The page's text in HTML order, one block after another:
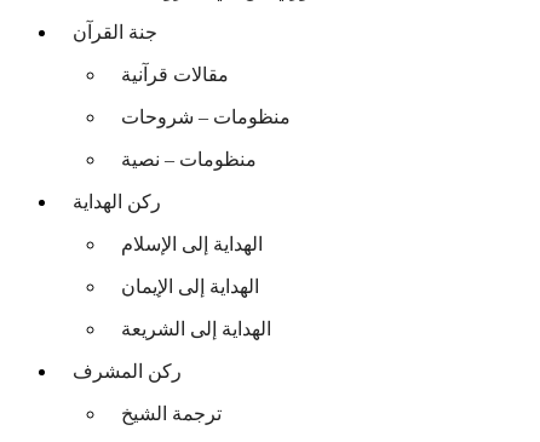
جنة القرآن
مقالات قرآنية
منظومات – شروحات
منظومات – نصية
ركن الهداية
الهداية إلى الإسلام
الهداية إلى الإيمان
الهداية إلى الشريعة
ركن المشرف
ترجمة الشيخ